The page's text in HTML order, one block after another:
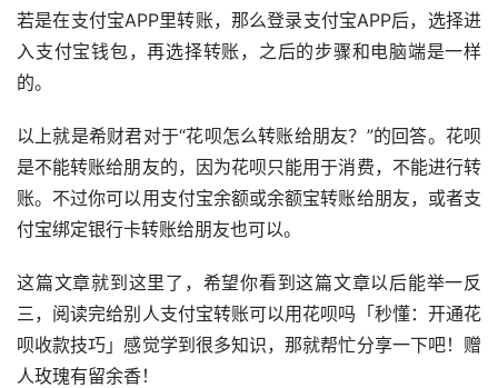
若是在支付宝APP里转账，那么登录支付宝APP后，选择进
入支付宝钱包，再选择转账，之后的步骤和电脑端是一样
的。
以上就是希财君对于“花呗怎么转账给朋友？”的回答。花呗
是不能转账给朋友的，因为花呗只能用于消费，不能进行转
账。不过你可以用支付宝余额或余额宝转账给朋友，或者支
付宝绑定银行卡转账给朋友也可以。
这篇文章就到这里了，希望你看到这篇文章以后能举一反
三，阅读完给别人支付宝转账可以用花呗吗「秒懂：开通花
呗收款技巧」感觉学到很多知识，那就帮忙分享一下吧！赠
人玫瑰有留余香！